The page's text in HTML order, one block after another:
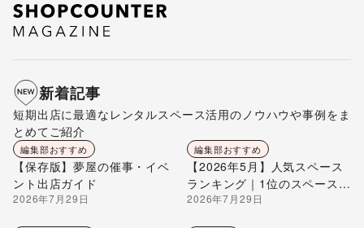
新着記事
短期出店に最適なレンタルスペース活用のノウハウや事例をま
とめてご紹介
編集部おすすめ
【保存版】夢屋の催事・イベ
ント出店ガイド
2026年7月29日
編集部おすすめ
【2026年5月】人気スペース
ランキング｜1位のスペースを
編集部が解説
2026年7月29日